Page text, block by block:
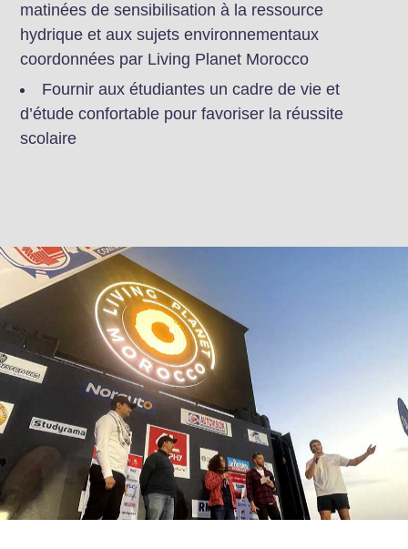
matinées de sensibilisation à la ressource
hydrique et aux sujets environnementaux
coordonnées par Living Planet Morocco
Fournir aux étudiantes un cadre de vie et
d’étude confortable pour favoriser la réussite
scolaire